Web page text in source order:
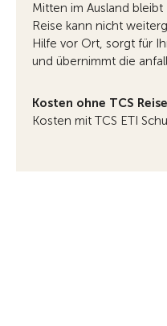
Mitten im Ausland
Reise kann nicht
Hilfe vor Ort, sorgt für
und übernimmt die
Kosten ohne TCS
Kosten mit TCS ETI